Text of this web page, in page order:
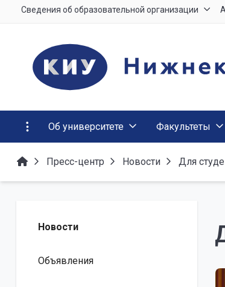
Сведения об образовательной организации
Об университете Факультеты
Пресс-центр Новости Для
Новости
Объявления